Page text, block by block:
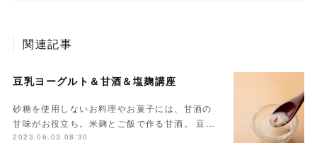
関連記事
豆乳ヨーグルト＆甘酒＆塩麹講座
砂糖を使用しないお料理やお菓子には、甘酒の
甘味がお役立ち。米麹とご飯で作る甘酒。 豆…
2023.06.03 08:30